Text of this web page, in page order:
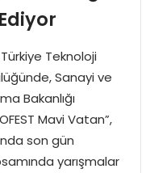
Teknoloji
Sanayi ve
Bakanlığı
Mavi Vatan”,
son gün
yarışmalar